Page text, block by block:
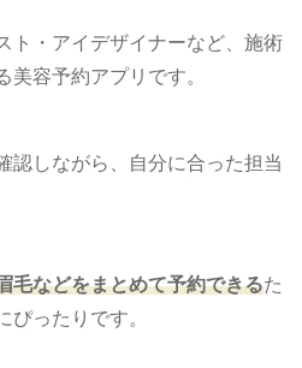
ト・アイデザイナーなど、施術
美容予約アプリです。
認しながら、自分に合った担当
毛などをまとめて予約できるた
ぴったりです。